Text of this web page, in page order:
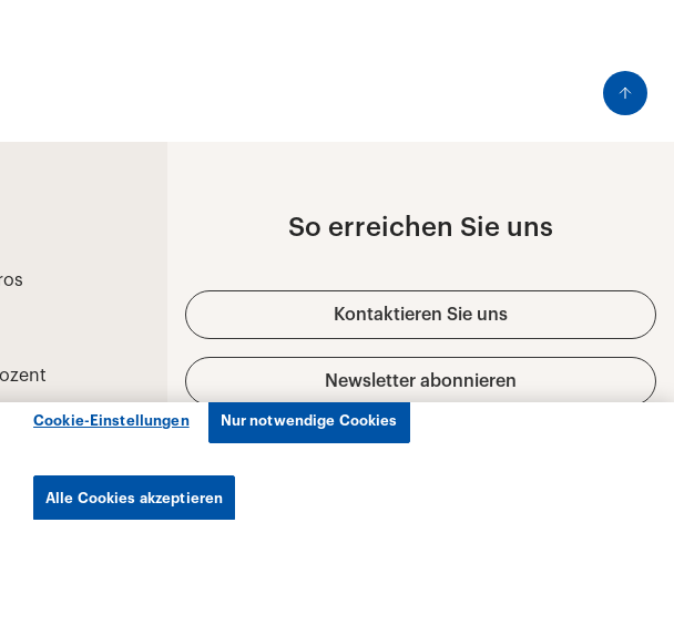
Cookie-Einstellungen Nur notwendige Cookies
Alle Cookies akzeptieren